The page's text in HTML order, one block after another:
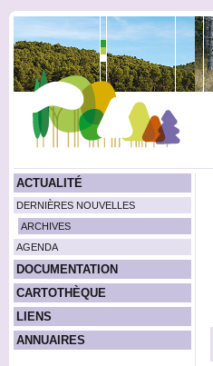
ACTUALITÉ
DERNIÈRES NOUVELLES
ARCHIVES
AGENDA
DOCUMENTATION
CARTOTHÈQUE
LIENS
ANNUAIRES